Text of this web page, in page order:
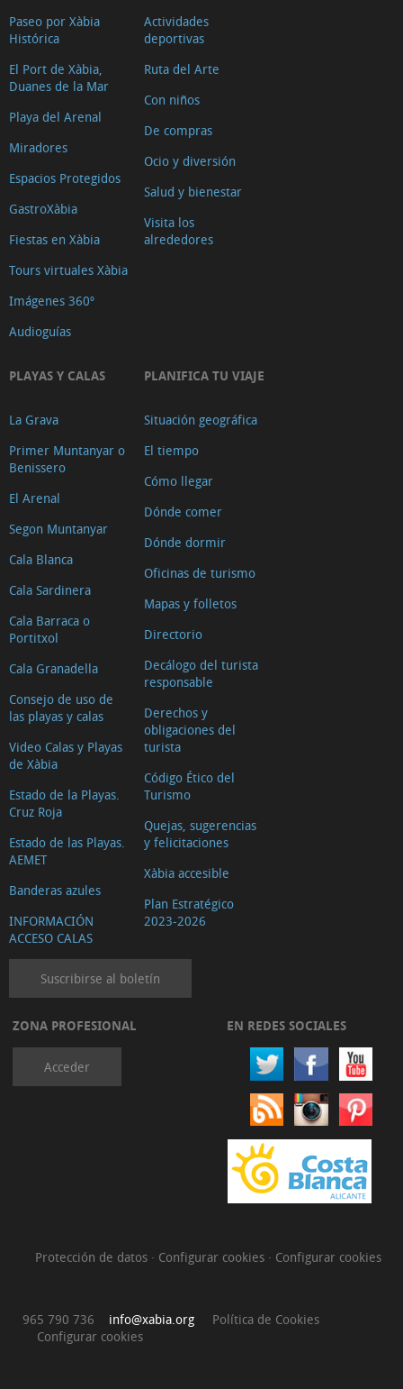
Paseo por Xàbia
Histórica
El Port de Xàbia,
Duanes de la Mar
Playa del Arenal
Miradores
Espacios Protegidos
GastroXàbia
Fiestas en Xàbia
Tours virtuales Xàbia
Imágenes 360º
Audioguías
Actividades
deportivas
Ruta del Arte
Con niños
De compras
Ocio y diversión
Salud y bienestar
Visita los
alrededores
PLAYAS Y CALAS
La Grava
Primer Muntanyar o
Benissero
El Arenal
Segon Muntanyar
Cala Blanca
Cala Sardinera
Cala Barraca o
Portitxol
Cala Granadella
Consejo de uso de
las playas y calas
Video Calas y Playas
de Xàbia
Estado de la Playas.
Cruz Roja
Estado de las Playas.
AEMET
Banderas azules
INFORMACIÓN
ACCESO CALAS
PLANIFICA TU VIAJE
Situación geográfica
El tiempo
Cómo llegar
Dónde comer
Dónde dormir
Oficinas de turismo
Mapas y folletos
Directorio
Decálogo del turista
responsable
Derechos y
obligaciones del
turista
Código Ético del
Turismo
Quejas, sugerencias
y felicitaciones
Xàbia accesible
Plan Estratégico
2023-2026
Suscribirse al boletín
ZONA PROFESIONAL
Acceder
EN REDES SOCIALES
Protección de datos · Configurar cookies · Configurar cookies
965 790 736 info@xabia.org
Política de Cookies
Configurar cookies